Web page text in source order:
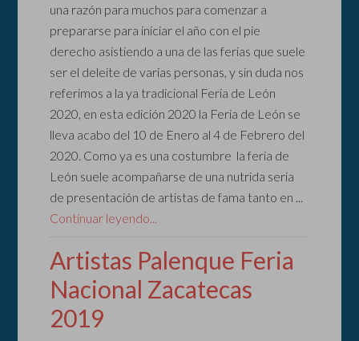
una razón para muchos para comenzar a
prepararse para iniciar el año con el pie
derecho asistiendo a una de las ferias que suele
ser el deleite de varias personas, y sin duda nos
referimos a la ya tradicional Feria de León
2020, en esta edición 2020 la Feria de León se
lleva acabo del 10 de Enero al 4 de Febrero del
2020. Como ya es una costumbre la feria de
León suele acompañarse de una nutrida seria
de presentación de artistas de fama tanto en ...
Continuar leyendo...
Artistas Palenque Feria
Nacional Zacatecas
2019